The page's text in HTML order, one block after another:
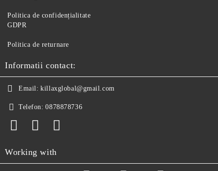
Politica de confidențialitate
GDPR
Politica de returnare
Informatii contact:
Email: killaxglobal@gmail.com
Telefon: 0878878736
Working with